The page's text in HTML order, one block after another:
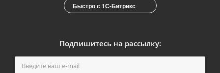
Быстро с 1С-Битрикс
Подпишитесь на рассылку: